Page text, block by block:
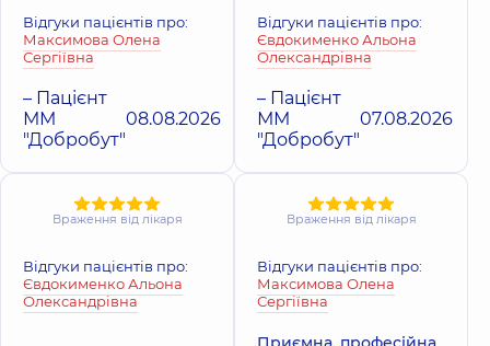
Дерматовенеролог;
Дерматовенеролог
дитячий;
Трихолог,
досвіду
Дерматовенеролог;
Дерматовенеролог
дитячий;
досвіду
Софіївській
Борщагівці
Поліклініка
Борщагівка
Оболоні
Поліклініка
Володимира
Медичний Центр
всієї родини на
Святошині
Святошинська, 3-Б, м.
Київ
Медичний
«Добробут».
Дерматологія
косметологія
Здановської
Ломоносова), 71-
Київ
Відгуки пацієнтів про:
Максимова Олена
Сергіївна
– Пацієнт
ММ
"Добробут"
08.08.2026
Відгуки пацієнтів про:
Євдокименко Альона
Олександрівна
– Пацієнт
ММ
"Добробут"
07.08.2026
Враження від лікаря
Відгуки пацієнтів про:
Євдокименко Альона
Олександрівна
Враження від лікаря
Відгуки пацієнтів про:
Максимова Олена
Сергіївна